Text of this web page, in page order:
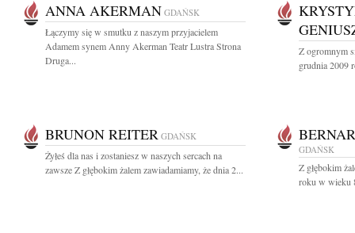
ANNA AKERMAN GDAŃSK
Łączymy się w smutku z naszym przyjacielem
Adamem synem Anny Akerman Teatr Lustra Strona
Druga...
Z ogromnym
grudnia 2009
BRUNON REITER GDAŃSK
Żyłeś dla nas i zostaniesz w naszych sercach na
zawsze Z głębokim żalem zawiadamiamy, że dnia 2...
GDAŃSK
Z głębokim
roku w wieku